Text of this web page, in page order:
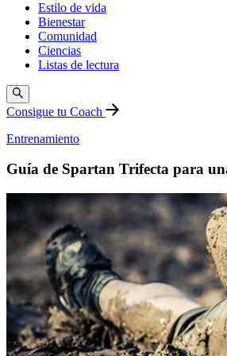
Estilo de vida
Bienestar
Comunidad
Ciencias
Listas de lectura
Consigue tu Coach
Entrenamiento
Guía de Spartan Trifecta para